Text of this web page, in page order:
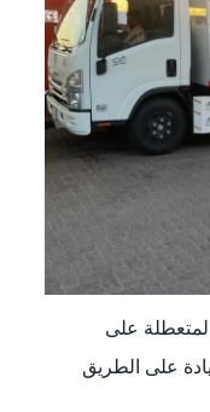
لسيارتى المتعطلة على
على الطريق